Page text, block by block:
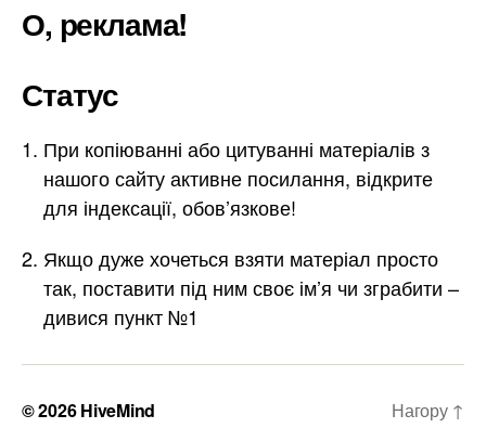
О, реклама!
Статус
При копіюванні або цитуванні матеріалів з
нашого сайту активне посилання, відкрите
для індексації, обов’язкове!
Якщо дуже хочеться взяти матеріал просто
так, поставити під ним своє ім’я чи зграбити –
дивися пункт №1
© 2026HiveMind Нагору ↑